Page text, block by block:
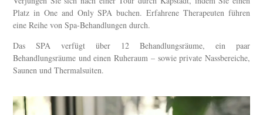
Platz in One and Only SPA buchen. Erfahrene Therapeuten führen
eine Reihe von Spa-Behandlungen durch.
Das SPA verfügt über 12 Behandlungsräume, ein paar
Behandlungsräume und einen Ruheraum – sowie private Nassbereiche,
Saunen und Thermalsuiten.